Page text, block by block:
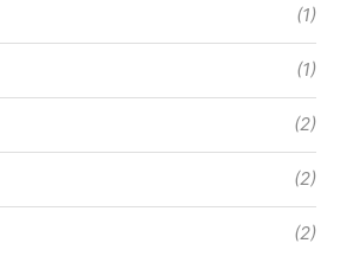
(1)
(1)
(2)
(2)
(2)